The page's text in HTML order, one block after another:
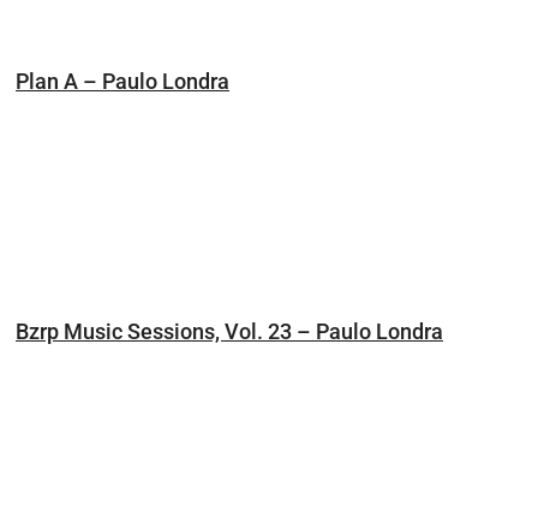
Plan A – Paulo Londra
Bzrp Music Sessions, Vol. 23 – Paulo Londra